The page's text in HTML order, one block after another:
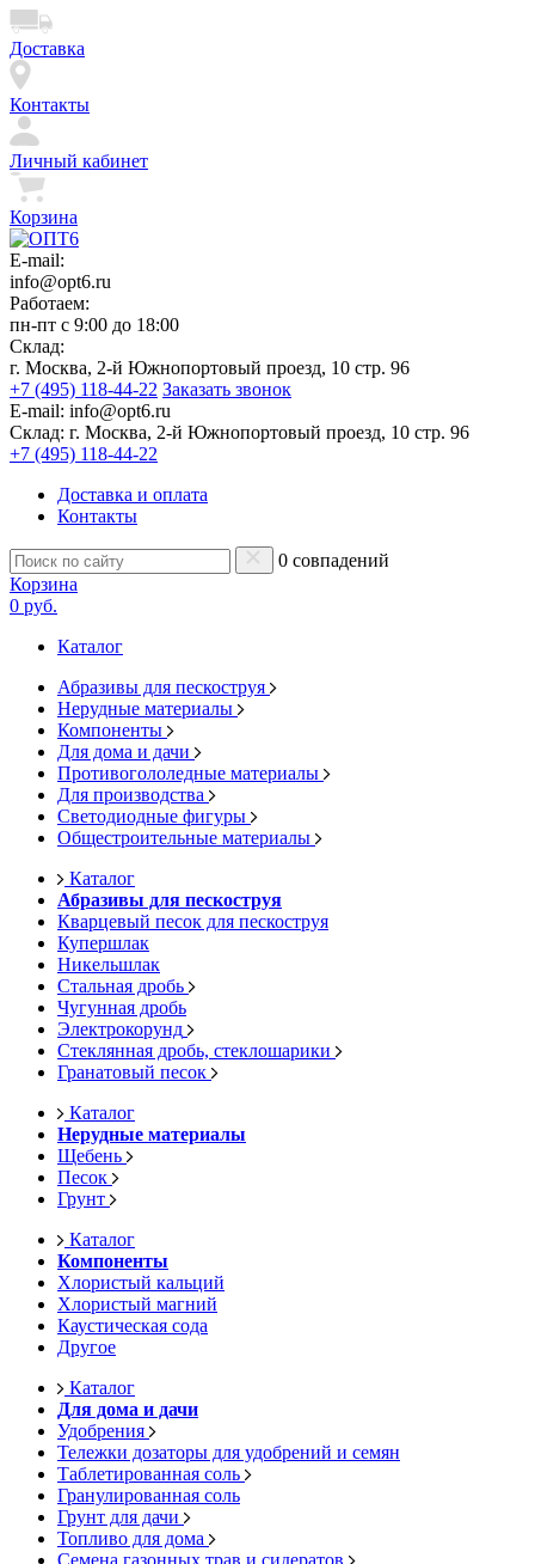
Доставка
Контакты
Личный кабинет
Корзина
E-mail:
info@opt6.ru
Работаем:
пн-пт с 9:00 до 18:00
Склад:
г. Москва, 2-й Южнопортовый проезд, 10 стр. 96
+7 (495) 118-44-22 Заказать звонок
E-mail: info@opt6.ru
Склад: г. Москва, 2-й Южнопортовый проезд, 10 стр. 96
+7 (495) 118-44-22
Доставка и оплата
Контакты
0 совпадений
Корзина
0 руб.
Каталог
Абразивы для пескоструя
Нерудные материалы
Компоненты
Для дома и дачи
Противогололедные материалы
Для производства
Светодиодные фигуры
Общестроительные материалы
Каталог
Абразивы для пескоструя
Кварцевый песок для пескоструя
Купершлак
Никельшлак
Стальная дробь
Чугунная дробь
Электрокорунд
Стеклянная дробь, стеклошарики
Гранатовый песок
Каталог
Нерудные материалы
Щебень
Песок
Грунт
Каталог
Компоненты
Хлористый кальций
Хлористый магний
Каустическая сода
Другое
Каталог
Для дома и дачи
Удобрения
Тележки дозаторы для удобрений и семян
Таблетированная соль
Гранулированная соль
Грунт для дачи
Топливо для дома
Семена газонных трав и сидератов